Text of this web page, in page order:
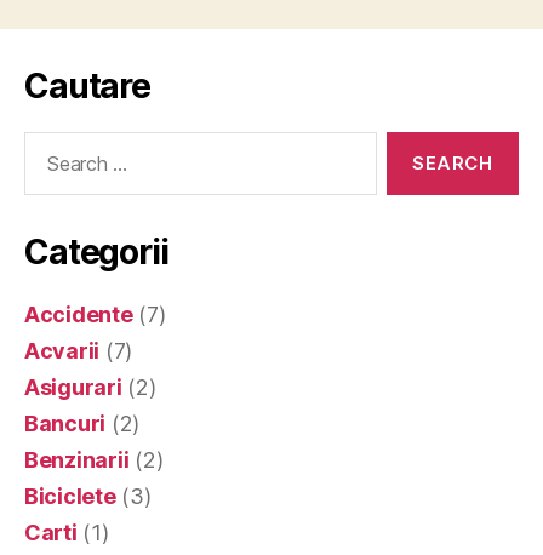
Cautare
Categorii
Accidente(7)
Acvarii (7)
Asigurari (2)
Bancuri (2)
Benzinarii (2)
Biciclete(3)
Carti (1)